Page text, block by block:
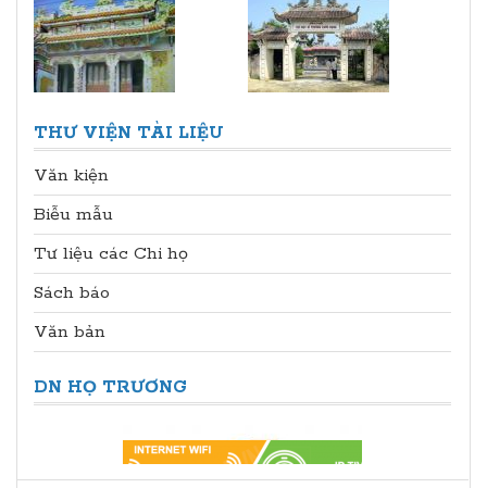
THƯ VIỆN TÀI LIỆU
Văn kiện
Biễu mẫu
Tư liệu các Chi họ
Sách báo
Văn bản
DN HỌ TRƯƠNG